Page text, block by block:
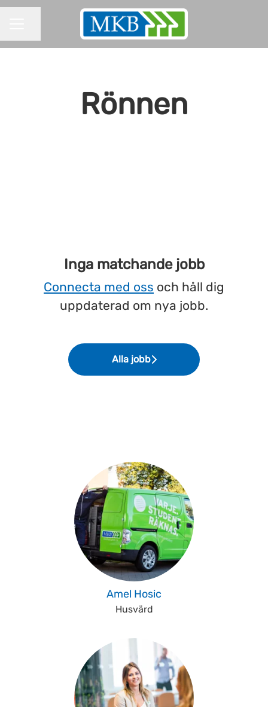
Rönnen
Inga matchande jobb
Connecta med oss och håll dig
uppdaterad om nya jobb.
Alla jobb
Amel Hosic
Husvärd